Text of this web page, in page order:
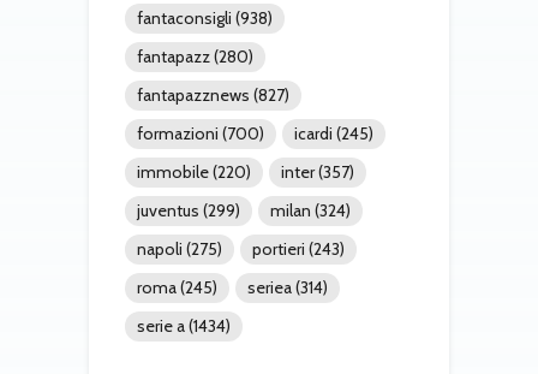
fantaconsigli (938)
fantapazz(280)
fantapazznews (827)
formazioni (700) icardi (245)
immobile(220) inter(357)
juventus (299) milan (324)
napoli (275) portieri (243)
roma(245) seriea(314)
serie a(1434)